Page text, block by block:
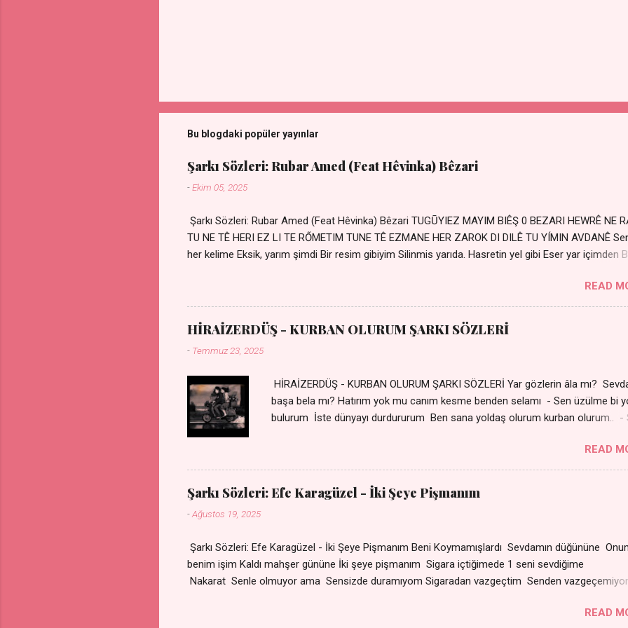
Bu blogdaki popüler yayınlar
Şarkı Sözleri: Rubar Amed (Feat Hêvinka) Bêzari
-Ekim 05, 2025
Şarkı Sözleri: Rubar Amed (Feat Hêvinka) Bêzari TUGŪYIEZ MAYIM BIÊŞ 0 BEZARI HEWRÊ NE
TU NE TÊ HERI EZ LI TE RŐMETIM TUNE TÊ EZMANE HER ZAROK DI DILÊ TU YÍMIN AVDANÊ
her kelime Eksik, yarım şimdi Bir resim gibiyim Silinmis yarıda. Hasretin yel gibi Eser yar içimden
durmuyor Tu yi bihare min Ez ji payizim Li dile şevên min Teng e nefes im Adını sayıklar
Uykusuz geceler Sensiz her sabahım Sessiz ve kederli
READ
HİRAİZERDÜŞ - KURBAN OLURUM ŞARKI SÖZLERİ
- Temmuz 23, 2025
HİRAİZERDÜŞ - KURBAN OLURUM ŞARKI SÖZLERİ Yar gözlerin âla mı?
başa bela mı? Hatırım yok mu canım kesme benden selamı - Sen üzülme bi
bulurum İste dünyayı durdururum Ben sana yoldaş olurum kurban olurum.. -
olurum Can canım cananım Yar gözlerin kara mı? Şu cefalar reva mı?
sevdiğin almış Sen de bana varman mı? - Sen üzülme bi yol bulurum İste
durdururum Ben sana yoldaş olurum kurban olurum.. - Sen gülümse bi yol
bulurum Yaslanırsan dağ olurum Ben sana sevda olurum kurban olurum Can
READ
Şarkı Sözleri: Efe Karagüzel - İki Şeye Pişmanım
-Ağustos 19, 2025
Şarkı Sözleri: Efe Karagüzel - İki Şeye Pişmanım Beni Koymamışlardı Sevdamın düğününe
benim işim Kaldı mahşer gününe İki şeye pişmanım Sigara içtiğimede 1 seni
Nakarat Senle olmuyor ama Sensizde duramıyom Sigaradan vazgeçtim Senden
Yok ki dini imanı Nakarat Senle olmuyor ama Sensizde duramıyom Sigaradan
READ